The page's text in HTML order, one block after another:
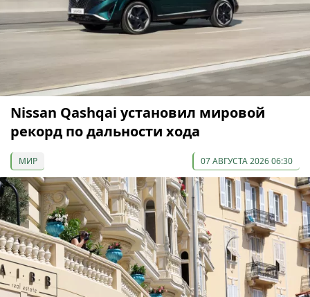
Nissan Qashqai установил мировой
рекорд по дальности хода
МИР 07 АВГУСТА 2026 06:30